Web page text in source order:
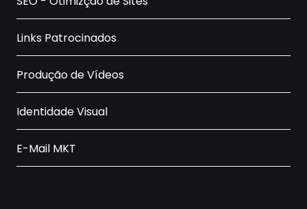
Links Patrocinados
Produção de Vídeos
Identidade Visual
E-Mail MKT